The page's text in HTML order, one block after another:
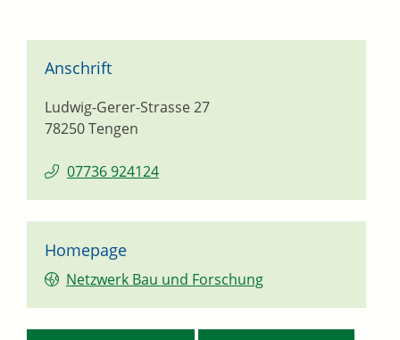
Anschrift
Ludwig-Gerer-Strasse 27
78250Tengen
07736 924124
Homepage
Netzwerk Bau und Forschung